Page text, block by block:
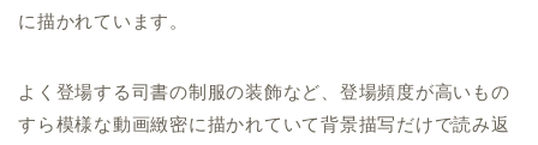
に描かれています。
よく登場する司書の制服の装飾など、登場頻度が高いもの
すら模様な動画緻密に描かれていて背景描写だけで読み返